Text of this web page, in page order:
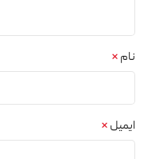
نام*
ایمیل*